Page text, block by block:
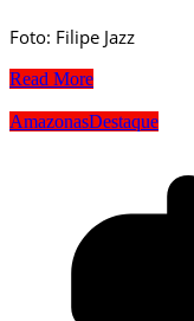
Foto: Filipe Jazz
Read More
AmazonasDestaque